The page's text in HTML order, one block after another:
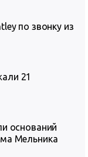
по звонку из
21
оснований
Мельника